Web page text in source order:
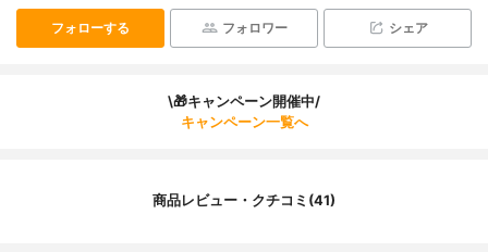
フォローする フォロワー シェア
\🎁キャンペーン開催中/
キャンペーン一覧へ
商品レビュー・クチコミ(41)